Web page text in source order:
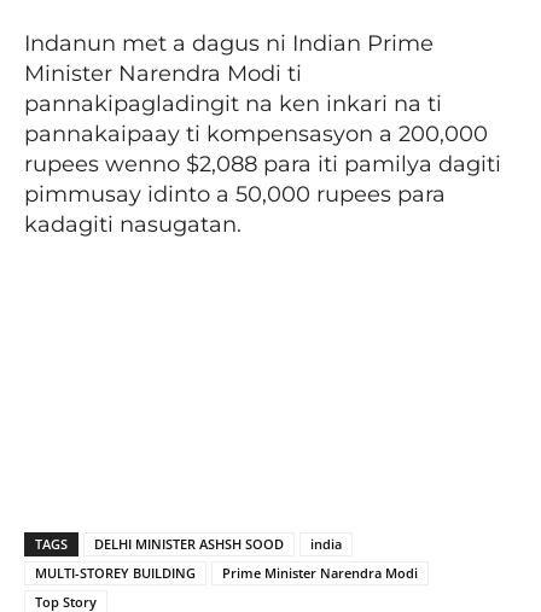
Indanun met a dagus ni Indian Prime
Minister Narendra Modi ti
pannakipagladingit na ken inkari na ti
pannakaipaay ti kompensasyon a 200,000
rupees wenno $2,088 para iti pamilya dagiti
pimmusay idinto a 50,000 rupees para
kadagiti nasugatan.
TAGS DELHI MINISTER ASHSH SOOD
india
MULTI-STOREY BUILDING
Prime Minister Narendra Modi
Top Story